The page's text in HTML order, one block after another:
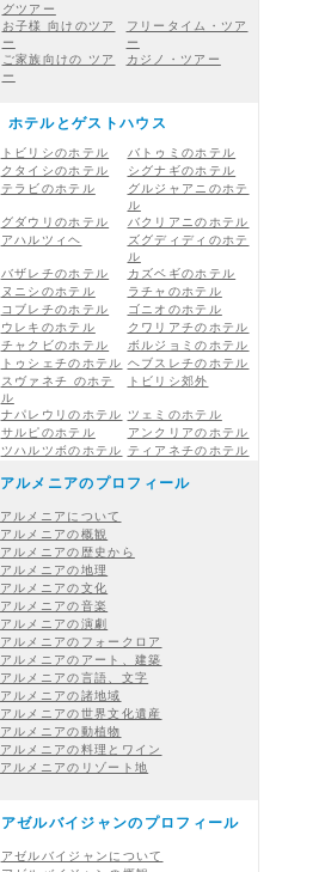
グツアー
お子様 向けのツア
ー
フリータイム・ツア
ー
ご家族向けの ツア
ー
カジノ・ツアー
ホテルとゲストハウス
トビリシのホテル
バトゥミのホテル
クタイシのホテル
シグナギのホテル
テラビのホテル
グルジャアニのホテ
ル
グダウリのホテル
バクリアニのホテル
アハルツィヘ
ズグディディのホテ
ル
バザレチのホテル
カズベギのホテル
ヌニシのホテル
ラチャのホテル
コブレチのホテル
ゴニオのホテル
ウレキのホテル
クワリアチのホテル
チャクビのホテル
ボルジョミのホテル
トゥシェチのホテル ヘブスレチのホテル
スヴァネチ のホテ
ル
トビリシ郊外
ナパレウリのホテル
ツェミのホテル
サルピのホテル
アンクリアのホテル
ツハルツボのホテル
ティアネチのホテル
アルメニアのプロフィール
アルメニアについて
アルメニアの概観
アルメニアの歴史から
アルメニアの地理
アルメニアの文化
アルメニアの音楽
アルメニアの演劇
アルメニアのフォークロア
アルメニアのアート、建築
アルメニアの言語、文字
アルメニアの諸地域
アルメニアの世界文化遺産
アルメニアの動植物
アルメニアの料理とワイン
アルメニアのリゾート地
アゼルバイジャンのプロフィール
アゼルバイジャンについて